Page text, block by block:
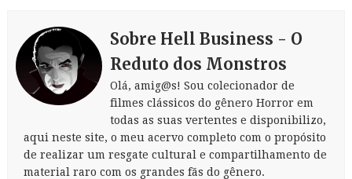
Sobre Hell Business - O
Reduto dos Monstros
Olá, amig@s! Sou colecionador de
filmes clássicos do gênero Horror em
todas as suas vertentes e disponibilizo,
aqui neste site, o meu acervo completo com o propósito
de realizar um resgate cultural e compartilhamento de
material raro com os grandes fãs do gênero.